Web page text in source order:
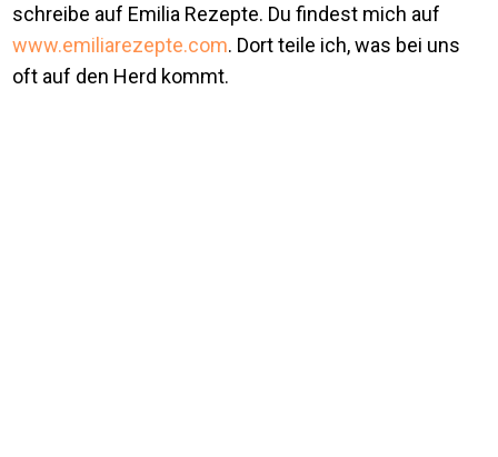
schreibe auf Emilia Rezepte. Du findest mich auf
www.emiliarezepte.com. Dort teile ich, was bei uns
oft auf den Herd kommt.